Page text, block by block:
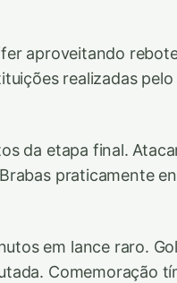
aproveitando
realizadas
da etapa final.
praticamente
em lance raro.
Comemoração